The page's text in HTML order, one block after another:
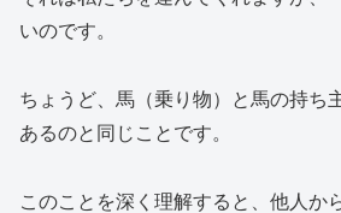
いのです。
ちょうど、馬（乗り物）と馬の持ち
あるのと同じことです。
このことを深く理解すると、他人か